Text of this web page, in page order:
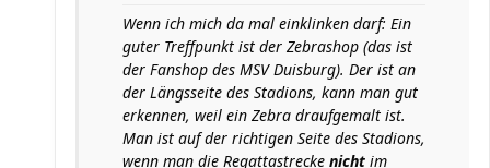
Wenn ich mich da mal einklinken darf: Ein
guter Treffpunkt ist der Zebrashop (das ist
der Fanshop des MSV Duisburg). Der ist an
der Längsseite des Stadions, kann man gut
erkennen, weil ein Zebra draufgemalt ist.
Man ist auf der richtigen Seite des Stadions,
wenn man die Regattastrecke nicht im